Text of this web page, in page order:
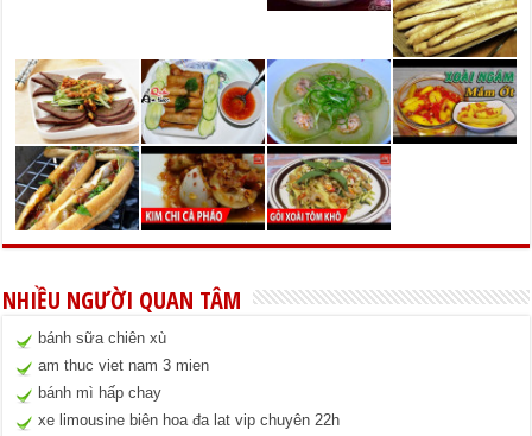
NHIỀU NGƯỜI QUAN TÂM
bánh sữa chiên xù
am thuc viet nam 3 mien
bánh mì hấp chay
xe limousine biên hoa đa lat vip chuyên 22h